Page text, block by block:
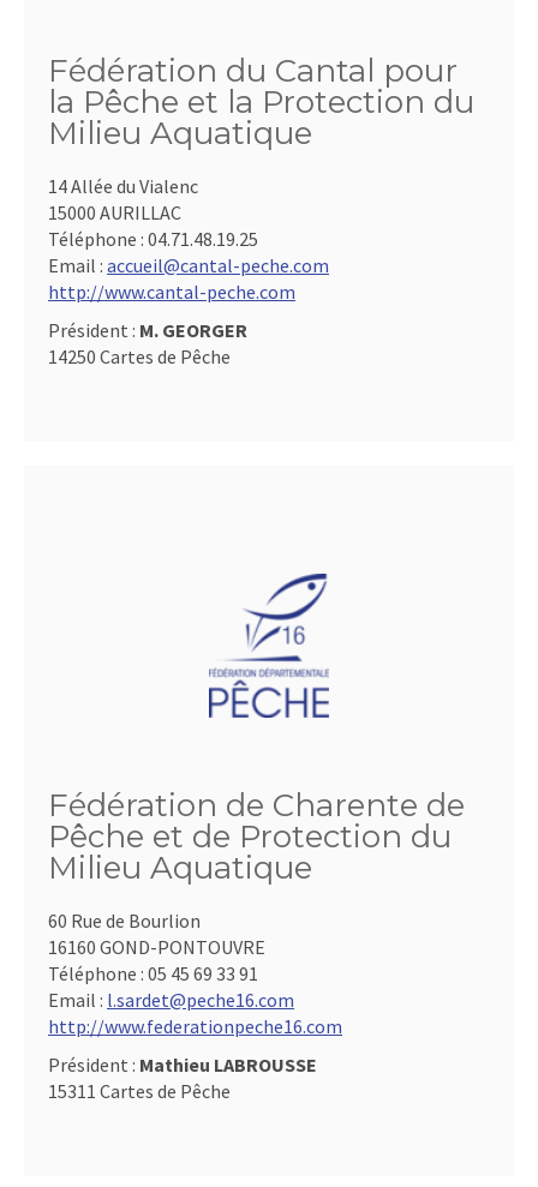
Fédération du Cantal pour
la Pêche et la Protection du
Milieu Aquatique
14 Allée du Vialenc
15000 AURILLAC
Téléphone : 04.71.48.19.25
Email : accueil@cantal-peche.com
http://www.cantal-peche.com
Président : M. GEORGER
14250 Cartes de Pêche
Fédération de Charente de
Pêche et de Protection du
Milieu Aquatique
60 Rue de Bourlion
16160 GOND-PONTOUVRE
Téléphone : 05 45 69 33 91
Email : l.sardet@peche16.com
http://www.federationpeche16.com
Président : Mathieu LABROUSSE
15311 Cartes de Pêche